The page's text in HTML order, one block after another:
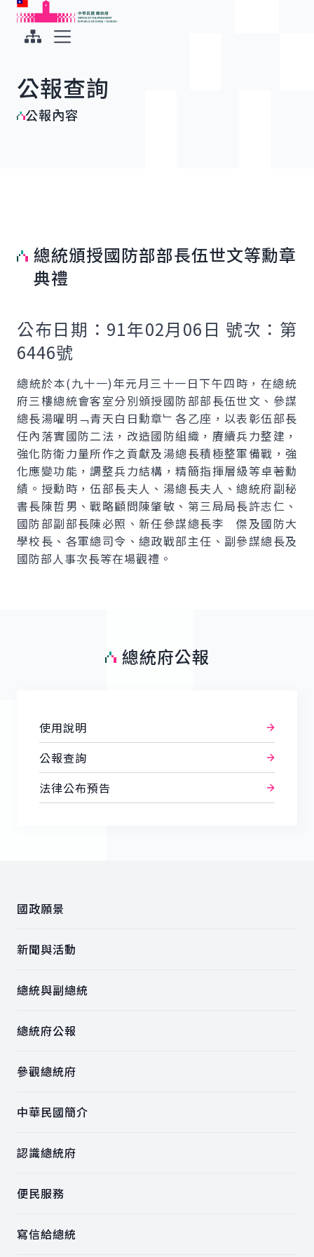
跳到主要內容
中華民國總統府
公報查詢
公報內容
總統頒授國防部部長伍世文等勳章
典禮
公布日期：91年02月06日 號次：第
6446號
總統於本(九十一)年元月三十一日下午四時，在總統
府三樓總統會客室分別頒授國防部部長伍世文、參謀
總長湯曜明﹁青天白日勳章﹂各乙座，以表彰伍部長
任內落實國防二法，改造國防組織，賡續兵力整建，
強化防衛力量所作之貢獻及湯總長積極整軍備戰，強
化應變功能，調整兵力結構，精簡指揮層級等卓著勳
績。授勳時，伍部長夫人、湯總長夫人、總統府副秘
書長陳哲男、戰略顧問陳肇敏、第三局局長許志仁、
國防部副部長陳必照、新任參謀總長李 傑及國防大
學校長、各軍總司令、總政戰部主任、副參謀總長及
國防部人事次長等在場觀禮。
總統府公報
使用說明
公報查詢
法律公布預告
國政願景
新聞與活動
總統與副總統
總統府公報
參觀總統府
中華民國簡介
認識總統府
便民服務
寫信給總統